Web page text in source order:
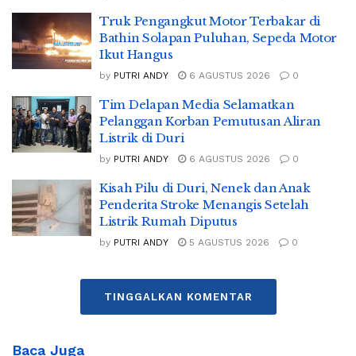
Truk Pengangkut Motor Terbakar di
Bathin Solapan Puluhan, Sepeda Motor
Ikut Hangus
by PUTRI ANDY 6 AGUSTUS 2026 0
Tim Delapan Media Selamatkan
Pelanggan Korban Pemutusan Aliran
Listrik di Duri
by PUTRI ANDY 6 AGUSTUS 2026 0
Kisah Pilu di Duri, Nenek dan Anak
Penderita Stroke Menangis Setelah
Listrik Rumah Diputus
by PUTRI ANDY 5 AGUSTUS 2026 0
TINGGALKAN KOMENTAR
Baca Juga